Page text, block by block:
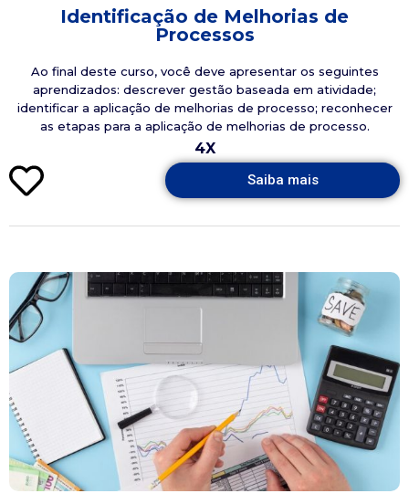
Identificação de Melhorias de
Processos
Ao final deste curso, você deve apresentar os seguintes
aprendizados: descrever gestão baseada em atividade;
identificar a aplicação de melhorias de processo; reconhecer
as etapas para a aplicação de melhorias de processo.
4X
Saiba mais